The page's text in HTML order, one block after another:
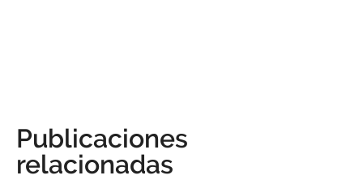
Publicaciones
relacionadas